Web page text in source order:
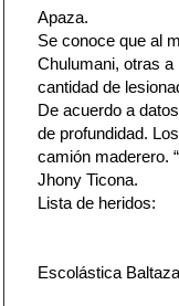
Apaza.
Se conoce que al
Chulumani, otras
cantidad de
De acuerdo a
de profundidad.
camión maderero.
Jhony Ticona.
Lista de heridos:
Escolástica